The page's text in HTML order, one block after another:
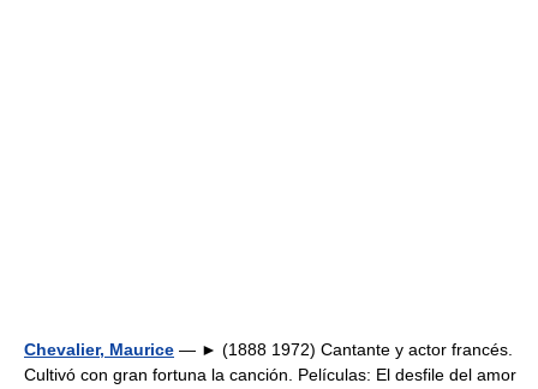
Chevalier, Maurice — ► (1888 1972) Cantante y actor francés.
Cultivó con gran fortuna la canción. Películas: El desfile del amor